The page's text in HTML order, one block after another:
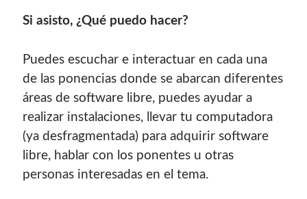
Si asisto, ¿Qué puedo hacer?
Puedes escuchar e interactuar en cada una
de las ponencias donde se abarcan diferentes
áreas de software libre, puedes ayudar a
realizar instalaciones, llevar tu computadora
(ya desfragmentada) para adquirir software
libre, hablar con los ponentes u otras
personas interesadas en el tema.